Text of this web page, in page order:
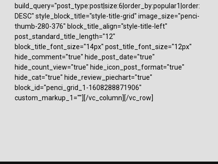
build_query="post_type:post|size:6|order_by:popular1|order:
DESC" style_block_title="style-title-grid" image_size="penci-
thumb-280-376" block_title_align="style-title-left"
post_standard_title_length="12"
block_title_font_size="14px" post_title_font_size="12px"
hide_comment="true" hide_post_date="true"
hide_count_view="true" hide_icon_post_format="true"
hide_cat="true" hide_review_piechart="true"
block_id="penci_grid_1-1608288871906"
custom_markup_1=""][/vc_column][/vc_row]